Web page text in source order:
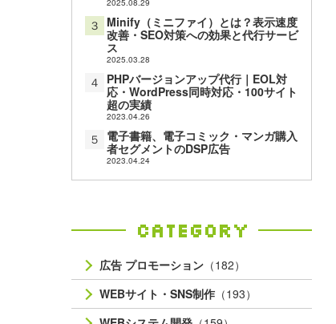
2025.08.29
３ Minify（ミニファイ）とは？表示速度
改善・SEO対策への効果と代行サービ
ス
2025.03.28
４ PHPバージョンアップ代行｜EOL対
応・WordPress同時対応・100サイト
超の実績
2023.04.26
５ 電子書籍、電子コミック・マンガ購入
者セグメントのDSP広告
2023.04.24
Category
広告 プロモーション （182）
WEBサイト・SNS制作 （193）